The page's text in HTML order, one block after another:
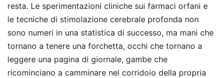
resta. Le sperimentazioni cliniche sui farmaci orfani e
le tecniche di stimolazione cerebrale profonda non
sono numeri in una statistica di successo, ma mani che
tornano a tenere una forchetta, occhi che tornano a
leggere una pagina di giornale, gambe che
ricominciano a camminare nel corridoio della propria